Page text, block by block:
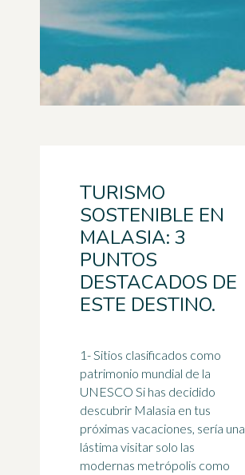
TURISMO
SOSTENIBLE EN
MALASIA: 3
PUNTOS
DESTACADOS DE
ESTE DESTINO.
1- Sitios clasificados como
patrimonio mundial de la
UNESCO Si has decidido
descubrir Malasia en tus
próximas vacaciones, sería una
lástima visitar solo las
modernas metrópolis como